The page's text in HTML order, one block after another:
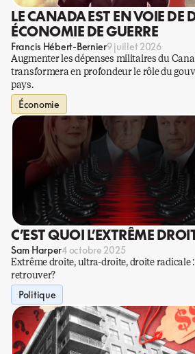
LE CANADA EST EN VOIE DE
ÉCONOMIE DE GUERRE
Francis Hébert-Bernier9 juillet 2026
Augmenter les dépenses militaires du
transformera en profondeur le rôle du
pays.
Économie
C’EST QUOI L’EXTRÊME
Sam Harper4 octobre 2025
Extrême droite, ultra-droite, droite radicale
retrouver?
Politique